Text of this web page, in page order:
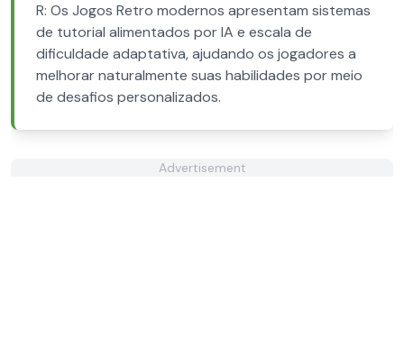
R: Os Jogos Retro modernos apresentam sistemas
de tutorial alimentados por IA e escala de
dificuldade adaptativa, ajudando os jogadores a
melhorar naturalmente suas habilidades por meio
de desafios personalizados.
Advertisement